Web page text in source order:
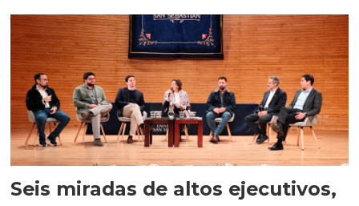
Seis miradas de altos ejecutivos,